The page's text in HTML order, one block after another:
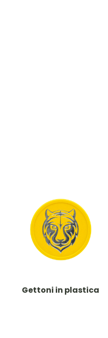
Gettoni in plastica